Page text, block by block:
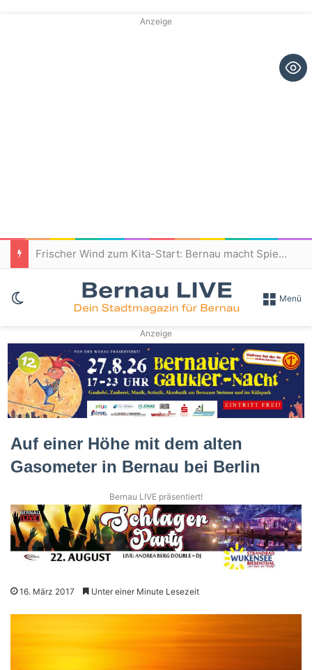
Anzeige
Frischer Wind zum Kita-Start: Bernau macht Spielplätze fit für den Nachwuchs
Skin umschalten Menü
Anzeige
Auf einer Höhe mit dem alten
Gasometer in Bernau bei Berlin
Bernau LIVE präsentiert!
16. März 2017 Unter einer Minute Lesezeit